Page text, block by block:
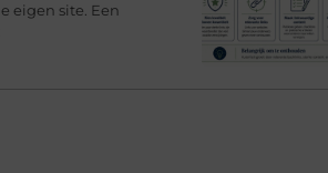
eigen site. Een